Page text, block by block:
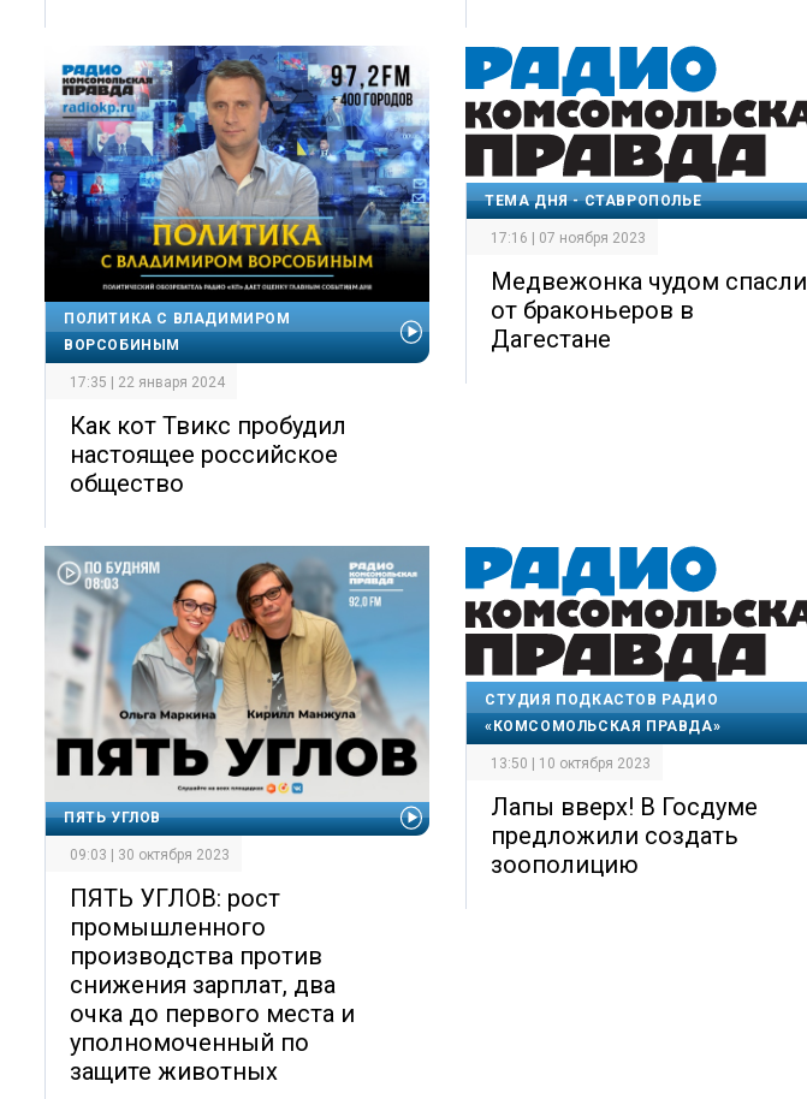
ПОЛИТИКА С ВЛАДИМИРОМ
ВОРСОБИНЫМ
17:35 | 22 января 2024
Как кот Твикс пробудил
настоящее российское
общество
ТЕМА ДНЯ - СТАВРОПОЛЬЕ
17:16 | 07 ноября 2023
Медвежонка чудом спасли
от браконьеров в
Дагестане
ПЯТЬ УГЛОВ
09:03 | 30 октября 2023
ПЯТЬ УГЛОВ: рост
промышленного
производства против
снижения зарплат, два
очка до первого места и
уполномоченный по
защите животных
СТУДИЯ ПОДКАСТОВ РАДИО
«КОМСОМОЛЬСКАЯ ПРАВДА»
13:50 | 10 октября 2023
Лапы вверх! В Госдуме
предложили создать
зоополицию